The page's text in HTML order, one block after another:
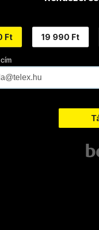
Ft 19 990 Ft